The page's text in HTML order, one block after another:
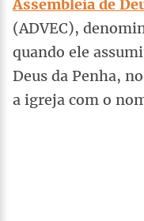
Assembleia de
(ADVEC),
quando ele
Deus da Penha,
a igreja com o